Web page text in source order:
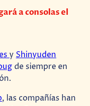
a consolas el
y Shinyuden
de siempre en
, las compañías han